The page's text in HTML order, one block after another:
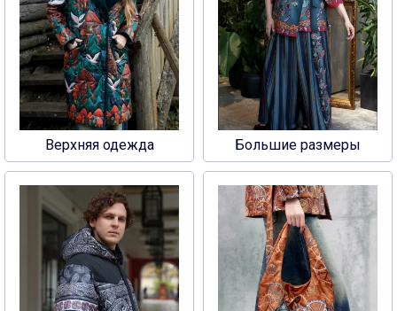
Верхняя одежда Большие размеры